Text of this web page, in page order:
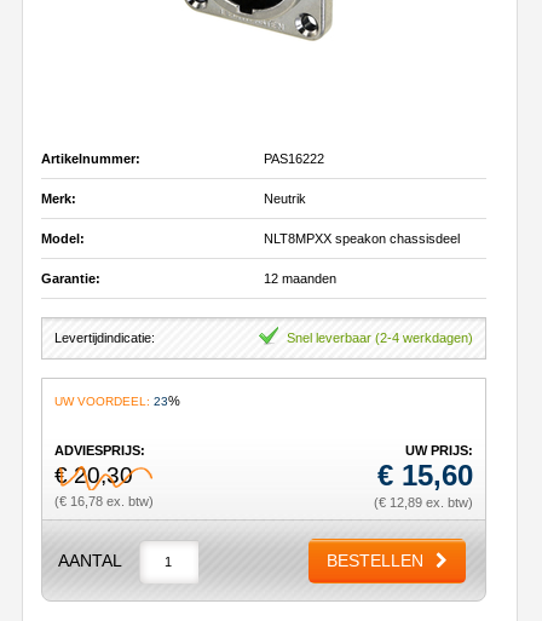
Artikelnummer: PAS16222
Merk: Neutrik
Model: NLT8MPXX speakon chassisdeel
Garantie: 12 maanden
Levertijdindicatie: Snel leverbaar (2-4 werkdagen)
UW VOORDEEL: 23%
ADVIESPRIJS:
€ 20,30
(€ 16,78 ex. btw)
UW PRIJS:
€ 15,60
(€ 12,89 ex. btw)
AANTAL BESTELLEN